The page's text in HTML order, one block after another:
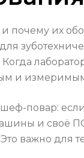
и почему их
Когда
и
шеф-повар:
и своё
важно для